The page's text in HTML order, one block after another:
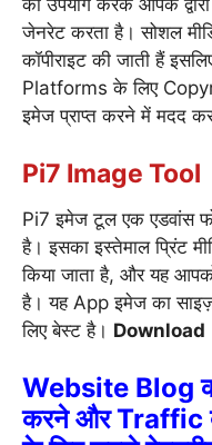
का उपयोग करके आपके
जेनरेट करता है। सोशल
कॉपीराइट की जाती हैं
Platforms के लिए
इमेज प्राप्त करने में मदद
Pi7 Image Tool
Pi7 इमेज टूल एक एडवांस
है। इसका इस्तेमाल प्रिंट
किया जाता है, और यह
है। यह App इमेज का
लिए बेस्ट है। Download
Website Blog
करने और Traffic